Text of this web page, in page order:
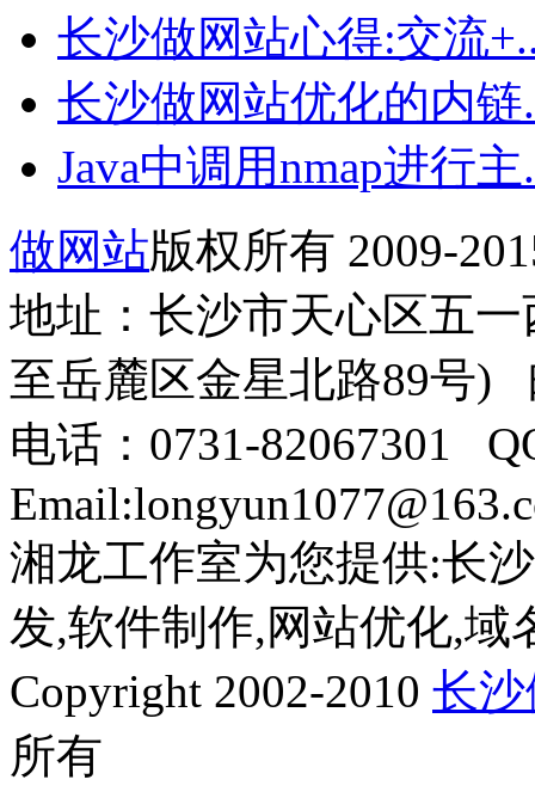
长沙做网站心得:交流
长沙做网站优化的内链
Java中调用nmap进行主
做网站版权所有 2009-
地址：长沙市天心区五
至岳麓区金星北路89号)
电话：0731-82067301
湘龙工作室为您提供:长
发,软件制作,网站优化,域
Copyright 2002-2010 长
所有